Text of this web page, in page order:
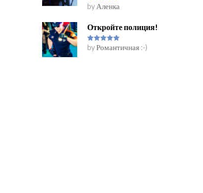
Rated5out
of 5
by Аленка
Откройте полиция!
Rated5out
of 5
by Романтичная :-)